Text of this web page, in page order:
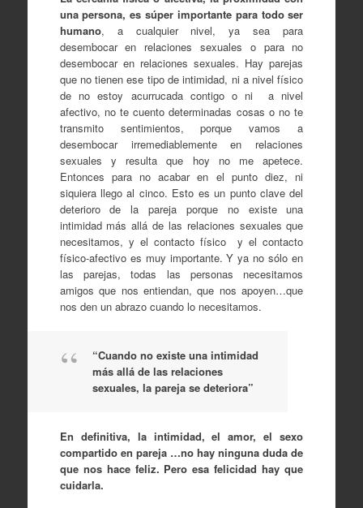
una persona, es súper importante para todo ser
humano, a cualquier nivel, ya sea para
desembocar en relaciones sexuales o para no
desembocar en relaciones sexuales. Hay parejas
que no tienen ese tipo de intimidad, ni a nivel físico
de no estoy acurrucada contigo o ni a nivel
afectivo, no te cuento determinadas cosas o no te
transmito sentimientos, porque vamos a
desembocar irremediablemente en relaciones
sexuales y resulta que hoy no me apetece.
Entonces para no acabar en el punto diez, ni
siquiera llego al cinco. Esto es un punto clave del
deterioro de la pareja porque no existe una
intimidad más allá de las relaciones sexuales que
necesitamos, y el contacto físico y el contacto
físico-afectivo es muy importante. Y ya no sólo en
las parejas, todas las personas necesitamos
amigos que nos entiendan, que nos apoyen…que
nos den un abrazo cuando lo necesitamos.
“Cuando no existe una intimidad
más allá de las relaciones
sexuales, la pareja se deteriora”
En definitiva, la intimidad, el amor, el sexo
compartido en pareja …no hay ninguna duda de
que nos hace feliz. Pero esa felicidad hay que
cuidarla.